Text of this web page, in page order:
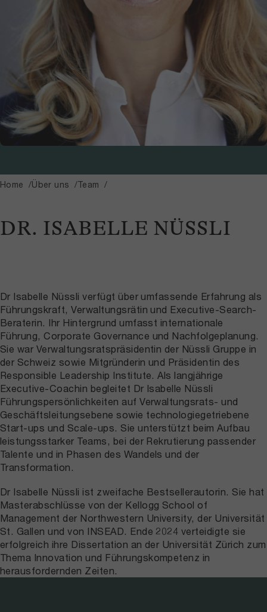
Home Über uns Team
DR. ISABELLE NÜSSLI
Dr Isabelle Nüssli verfügt über umfassende Erfahrung als
Führungskraft, Verwaltungsrätin und Executive-Search-
Beraterin. Ihr Hintergrund umfasst internationale
Führung, Corporate Governance und Nachfolgeplanung.
Sie war Verwaltungsratspräsidentin der Nüssli Gruppe in
der Schweiz sowie Mitgründerin und Präsidentin des
Responsible Leadership Institute. Als langjährige
Executive-Coachin begleitet Dr Isabelle Nüssli
Führungspersönlichkeiten auf Verwaltungsrats- und
Geschäftsleitungsebene sowie technologiegetriebene
Start-ups und Scale-ups. Sie unterstützt beim Aufbau
leistungsstarker Teams, bei der Rekrutierung passender
Talente und in Phasen des Wandels und der
Transformation.
Dr Isabelle Nüssli ist zweifache Bestsellerautorin. Sie hat
Masterabschlüsse von der Kellogg School of
Management der Northwestern University, der Universität
St. Gallen und von INSEAD. Ende 2024 verteidigte sie
erfolgreich ihre Dissertation an der Universität Zürich zum
Thema Innovation und Führungskompetenz in
herausfordernden Zeiten.